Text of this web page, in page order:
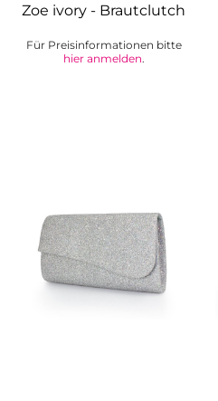
Zoe ivory - Brautclutch
Für Preisinformationen bitte
hier anmelden.